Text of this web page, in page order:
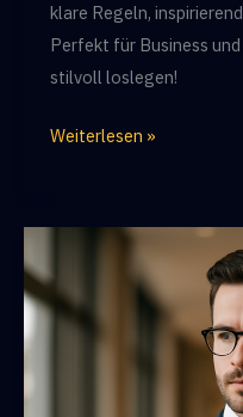
klare Regeln,
Perfekt für Business
stilvoll loslegen!
Dunkelblau
Elegante
von
Stilschreiber.de
Weiterlesen »